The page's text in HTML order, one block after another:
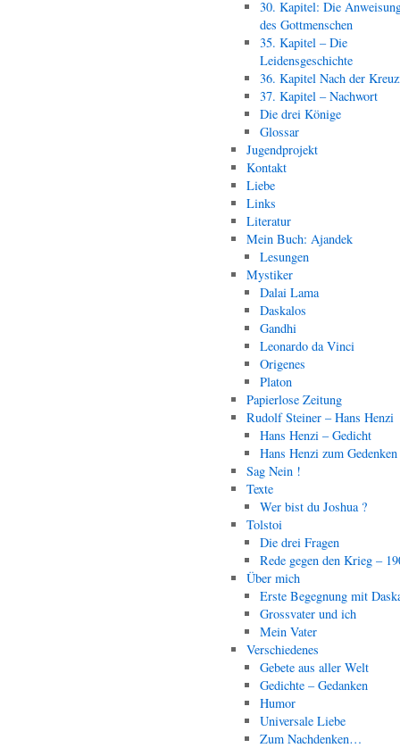
30. Kapitel: Die
des Gottmenschen
35. Kapitel – Die
Leidensgeschichte
36. Kapitel Nach der
37. Kapitel – Nachwort
Die drei Könige
Glossar
Jugendprojekt
Kontakt
Liebe
Links
Literatur
Mein Buch: Ajandek
Lesungen
Mystiker
Dalai Lama
Daskalos
Gandhi
Leonardo da Vinci
Origenes
Platon
Papierlose Zeitung
Rudolf Steiner – Hans Henzi
Hans Henzi – Gedicht
Hans Henzi zum Gedenken
Sag Nein !
Texte
Wer bist du Joshua ?
Tolstoi
Die drei Fragen
Rede gegen den Krieg –
Über mich
Erste Begegnung mit
Grossvater und ich
Mein Vater
Verschiedenes
Gebete aus aller Welt
Gedichte – Gedanken
Humor
Universale Liebe
Zum Nachdenken…